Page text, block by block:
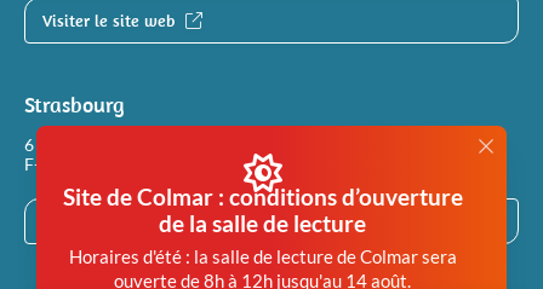
Visiter le site web
Strasbourg
6 rue Philippe Dollinger
F-67100 STRASBOURG
Visiter le site web
Site de Colmar : conditions d’ouverture
de la salle de lecture
Horaires d'été : la salle de lecture de Colmar sera
ouverte de 8h à 12h jusqu'au 14 août.